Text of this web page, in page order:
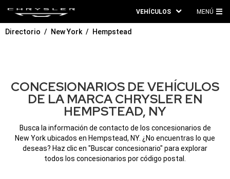
VEHÍCULOS MENÚ
Directorio New York Hempstead
CONCESIONARIOS DE VEHÍCULOS
DE LA MARCA CHRYSLER EN
HEMPSTEAD, NY
Busca la información de contacto de los concesionarios de
New York ubicados en Hempstead, NY. ¿No encuentras lo que
deseas? Haz clic en "Buscar concesionario" para explorar
todos los concesionarios por código postal.